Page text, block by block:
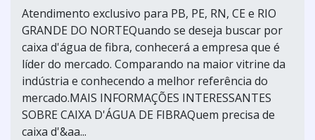
Atendimento exclusivo para PB, PE, RN, CE e RIO
GRANDE DO NORTEQuando se deseja buscar por
caixa d'água de fibra, conhecerá a empresa que é
líder do mercado. Comparando na maior vitrine da
indústria e conhecendo a melhor referência do
mercado.MAIS INFORMAÇÕES INTERESSANTES
SOBRE CAIXA D'ÁGUA DE FIBRAQuem precisa de
caixa d'&aa...